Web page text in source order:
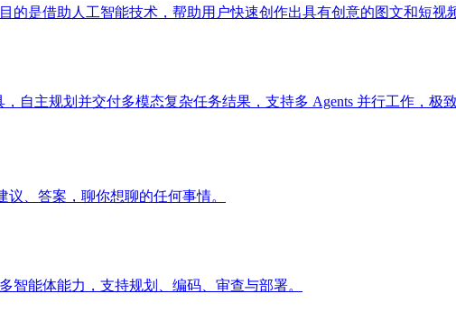
的是借助人工智能技术，帮助用户快速创作出具有创意的图文和短视
自主规划并交付多模态复杂任务结果，支持多 Agents 并行工作，极致
、答案，聊你想聊的任何事情。
智能体能力，支持规划、编码、审查与部署。